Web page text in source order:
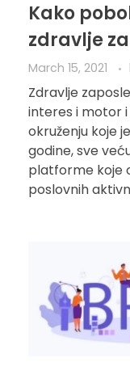
Kako
zdravlje
March 15, 2021
Zdravlje
interes i motor i
okruženju koje
godine, sve
platforme koje
poslovnih